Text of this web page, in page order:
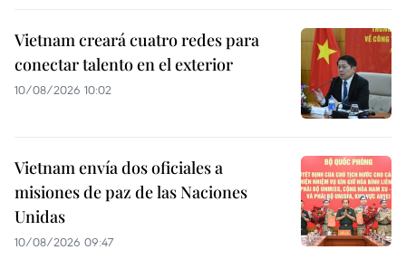
Vietnam creará cuatro redes para
conectar talento en el exterior
10/08/2026 10:02
Vietnam envía dos oficiales a
misiones de paz de las Naciones
Unidas
10/08/2026 09:47